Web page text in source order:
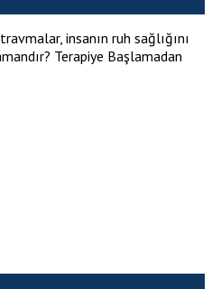
insanın ruh sağlığını
Terapiye Başlamadan